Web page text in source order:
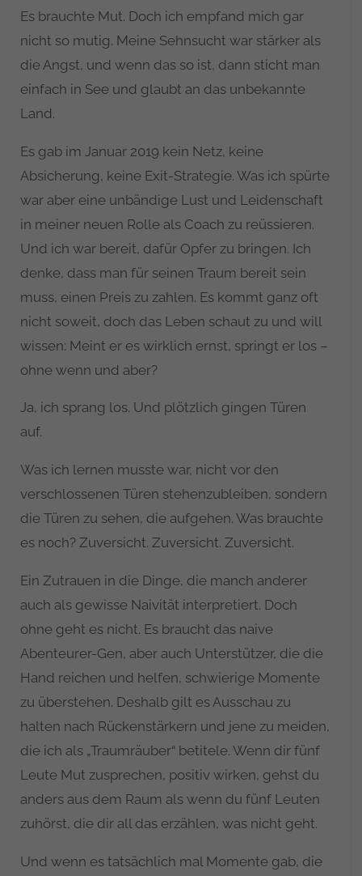
Es brauchte Mut. Doch ich empfand mich gar
nicht so mutig. Meine Sehnsucht war stärker als
die Angst, und wenn das so ist, dann sticht man
einfach in See und glaubt an das unbekannte
Land.
Es gab im Januar 2019 kein Netz, keine
Absicherung, keine Exit-Strategie. Was ich spürte
war aber eine unbändige Lust und Leidenschaft
in meiner neuen Rolle als Coach zu reüssieren.
Und ich war bereit, dafür Opfer zu bringen. Ich
denke, dass man für seinen Traum bereit sein
muss, einen Preis zu zahlen. Es kommt ganz oft
nicht soweit, doch das Leben schaut zu und will
wissen: Meint er es wirklich ernst, springt er los –
ohne wenn und aber?
Ja, ich sprang los. Und plötzlich gingen Türen
auf.
Was ich lernen musste war, nicht vor den
verschlossenen Türen stehenzubleiben, sondern
die Türen zu sehen, die aufgehen. Was brauchte
es noch? Zuversicht. Zuversicht. Zuversicht.
Ein Zutrauen in die Dinge, die manch anderer
auch als gewisse Naivität interpretiert. Doch
ohne geht es nicht. Es braucht das naive
Abenteurer-Gen, aber auch Unterstützer, die die
Hand reichen und helfen, schwierige Momente
zu überstehen. Deshalb gilt es Ausschau zu
halten nach Rückenstärkern und jene zu meiden,
die ich als „Traumräuber“ betitele. Wenn dir fünf
Leute Mut zusprechen, positiv wirken, gehst du
anders aus dem Raum als wenn du fünf Leuten
zuhörst, die dir all das erzählen, was nicht geht.
Und wenn es tatsächlich mal Momente gab, die